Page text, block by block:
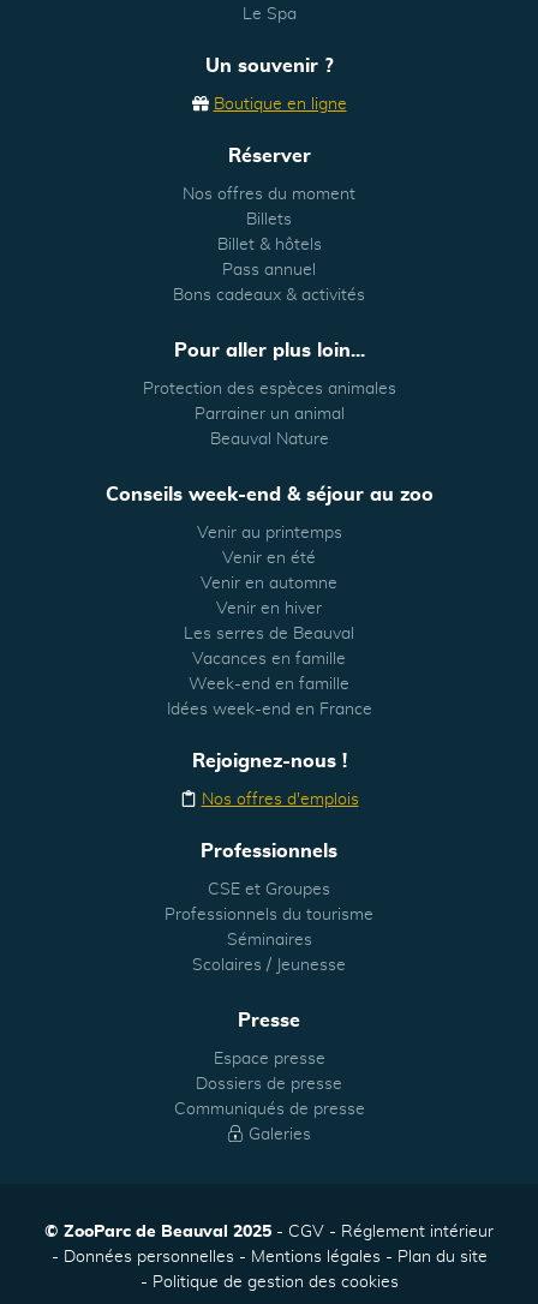
Le Spa
Un souvenir ?
Boutique en ligne
Réserver
Nos offres du moment
Billets
Billet & hôtels
Pass annuel
Bons cadeaux & activités
Pour aller plus loin...
Protection des espèces animales
Parrainer un animal
Beauval Nature
Conseils week-end & séjour au zoo
Venir au printemps
Venir en été
Venir en automne
Venir en hiver
Les serres de Beauval
Vacances en famille
Week-end en famille
Idées week-end en France
Rejoignez-nous !
Nos offres d'emplois
Professionnels
CSE et Groupes
Professionnels du tourisme
Séminaires
Scolaires / Jeunesse
Presse
Espace presse
Dossiers de presse
Communiqués de presse
Galeries
© ZooParc de Beauval 2025 CGV
Réglement intérieur
Données personnelles
Mentions légales
Plan du site
Politique de gestion des cookies